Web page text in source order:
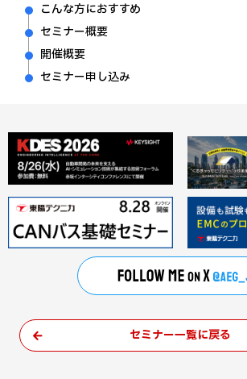
こんな方におすすめ
セミナー概要
開催概要
セミナー申し込み
セミナー一覧に戻る